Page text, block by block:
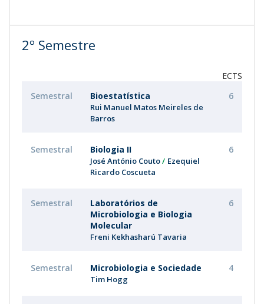
2º Semestre
ECTS
Semestral
Bioestatística
Rui Manuel Matos Meireles de
Barros
6
Semestral Biologia II
José António Couto
Ezequiel
Ricardo Coscueta
6
Semestral
Laboratórios de
Microbiologia e Biologia
Molecular
Freni Kekhasharú Tavaria
6
Semestral Microbiologia e Sociedade
Tim Hogg
4